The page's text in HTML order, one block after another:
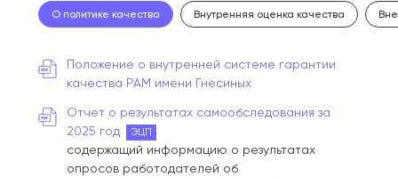
О политике качества Внутренняя оценка качества
Положение о внутренней системе гарантии
качества РАМ имени Гнесиных
Отчет о результатах самообследования за
2025 год
ЭЦП
содержащий информацию о результатах
опросов работодателей об